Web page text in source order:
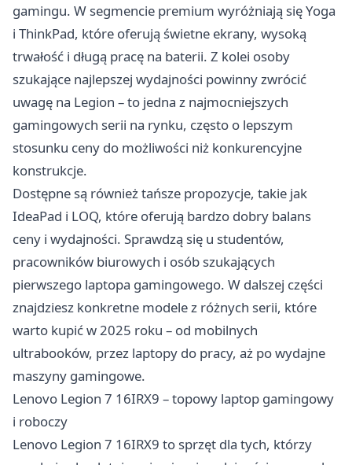
gamingu. W segmencie premium wyróżniają się Yoga
i ThinkPad, które oferują świetne ekrany, wysoką
trwałość i długą pracę na baterii. Z kolei osoby
szukające najlepszej wydajności powinny zwrócić
uwagę na Legion – to jedna z najmocniejszych
gamingowych serii na rynku, często o lepszym
stosunku ceny do możliwości niż konkurencyjne
konstrukcje.
Dostępne są również tańsze propozycje, takie jak
IdeaPad i LOQ, które oferują bardzo dobry balans
ceny i wydajności. Sprawdzą się u studentów,
pracowników biurowych i osób szukających
pierwszego laptopa gamingowego. W dalszej części
znajdziesz konkretne modele z różnych serii, które
warto kupić w 2025 roku – od mobilnych
ultrabooków, przez laptopy do pracy, aż po wydajne
maszyny gamingowe.
Lenovo Legion 7 16IRX9 – topowy laptop gamingowy
i roboczy
Lenovo Legion 7 16IRX9 to sprzęt dla tych, którzy